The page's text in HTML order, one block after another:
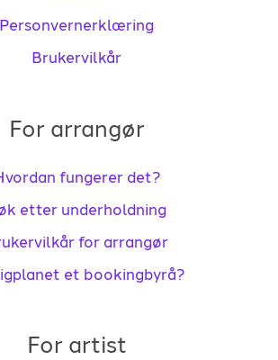
Personvernerklæring
Brukervilkår
For arrangør
fungerer det?
etter underholdning
for arrangør
et bookingbyrå?
For artist